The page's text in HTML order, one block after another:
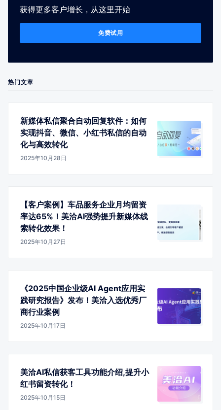
获得更多客户增长，从这里开始
免费试用
热门文章
新媒体私信聚合自动回复软件：如何
实现抖音、微信、小红书私信的自动
化与高效转化
2025年10月28日
【客户案例】车品服务企业月均留资
率达65%！美洽AI强势提升新媒体线
索转化效果！
2025年10月27日
《2025中国企业级AI Agent应用实
践研究报告》发布！美洽入选优秀厂
商行业案例
2025年10月17日
美洽AI私信获客工具功能介绍,提升小
红书留资转化！
2025年10月15日